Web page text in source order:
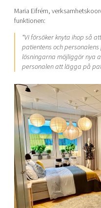
Maria Eifrém,
funktionen:
“Vi försöker knyta ihop så
patientens och
lösningarna möjliggör nya
personalen att lägga på